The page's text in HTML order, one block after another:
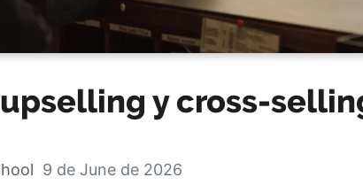
y cross-
9 de June de 2026